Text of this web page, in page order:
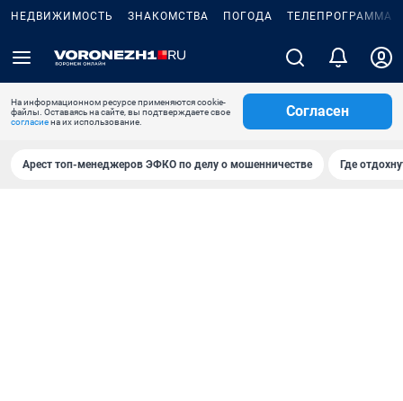
НЕДВИЖИМОСТЬ ЗНАКОМСТВА ПОГОДА ТЕЛЕПРОГРАММА
На информационном ресурсе применяются cookie-
файлы. Оставаясь на сайте, вы подтверждаете свое
согласиена их использование.
Согласен
Арест топ-менеджеров ЭФКО по делу о мошенничестве Где